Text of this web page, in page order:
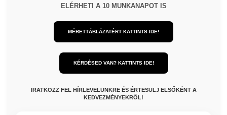
ELÉRHETI A 10 MUNKANAPOT IS
MÉRETTÁBLÁZATÉRT KATTINTS IDE!
KÉRDÉSED VAN? KATTINTS IDE!
IRATKOZZ FEL HÍRLEVELÜNKRE ÉS ÉRTESÜLJ ELSŐKÉNT A
KEDVEZMÉNYEKRŐL!